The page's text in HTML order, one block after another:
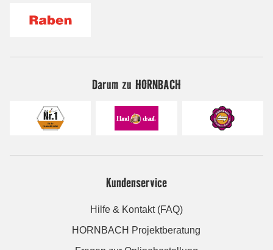
Darum zu HORNBACH
Kundenservice
Hilfe & Kontakt (FAQ)
HORNBACH Projektberatung